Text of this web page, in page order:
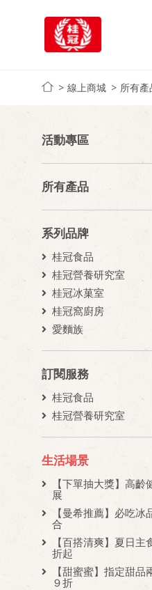
線上商城 所有產
活動專區
所有產品
系列品牌
桂冠食品
桂冠營養研究室
桂冠冰菓室
桂冠窩廚房
愛麵族
訂閱服務
桂冠食品
桂冠營養研究室
生活場景
【下單抽大獎】高齡
展
【曼希推薦】必吃冰
合
【百搭清爽】夏日主
折起
【甜蜜蜜】指定甜品
９折